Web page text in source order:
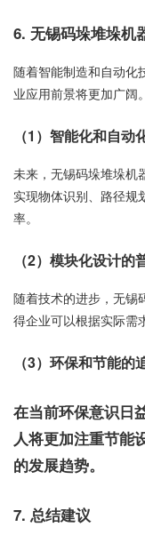
6. 无锡码垛堆垛机
随着智能制造和自动化
业应用前景将更加广阔
（1）智能化和自动
未来，无锡码垛堆垛机
实现物体识别、路径规
率。
（2）模块化设计的
随着技术的进步，无锡
得企业可以根据实际需
（3）环保和节能的
在当前环保意识日
人将更加注重节能
的发展趋势。
7. 总结建议